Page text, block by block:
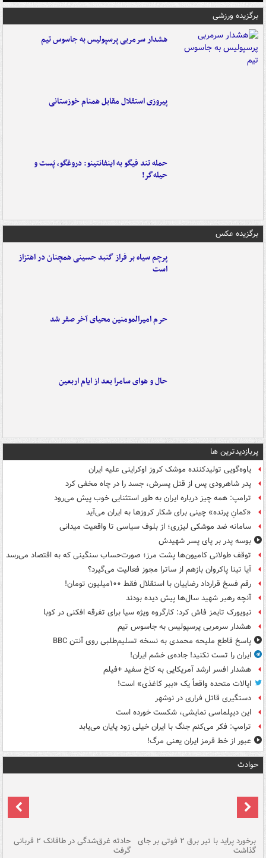
برگزیده ورزشی
هشدار سرمربی پرسپولیس به جاسوس تیم
پیروزی استقلال مقابل همنام خوزستانی
حمله تند فیگو به اینفانتینو: دروغگو، پَست‌ و
حیله‌گر!
برگزیده عکس
پرچم سیاه بر فراز گنبد حسینی همچنان در اهتزاز
است
حرم امیرالمومنین محیای آخر صفر شد
حال و هوای سامرا بعد از ایام اربعین
پربازدیدترین ها
یاوه‌گویی تولیدکننده موشک کروز اوکراینی علیه ایران
پدر شاهرودی پس از قتل پسرش، جسد را در چاه مخفی کرد
ترامپ: همه چیز درباره ایران به طور استثنایی خوب پیش می‌رود
«کمانِ پرنده» چینی برای شکار کروزها به ایران می‌آید
سامانه ضد موشکی لیزری؛ از بلوف سیاسی تا واقعیت میدانی
بوسه‌ پدر بر پای پسر شهیدش
توقف طولانی کامیون‌ها پشت مرز؛ صورت‌حساب سنگینی که به اقتصاد می‌رسد
آیا تینا پاکروان بازهم از ساترا مجوز فعالیت می‌گیرد؟
رقم فسخ قرارداد رضاییان با استقلال فقط ۱۰۰میلیون تومان!
آنچه رهبر شهید سال‌ها پیش دیده بودند
نیویورک تایمز فاش کرد: کارگروه ویژه سیا برای تفرقه افکنی در کوبا
هشدار سرمربی پرسپولیس به جاسوس تیم
پاسخ قاطع ملیحه محمدی به نسخه تسلیم‌طلبی روی آنتن BBC
ایران را تست نکنید! جاده‌ی خشم ایران!
هشدار افسر ارشد آمریکایی به کاخ سفید +فیلم
ایالات متحده واقعاً یک «ببر کاغذی» است!
دستگیری قاتل فراری در نوشهر
این دیپلماسی نمایشی، شکست خورده است
ترامپ: فکر می‌کنم جنگ با ایران خیلی زود پایان می‌یابد
عبور از خط قرمز ایران یعنی مرگ!
حوادث
برخورد پراید با تیر برق ۲ فوتی بر جای
گذاشت
حادثه غرق‌شدگی در طاقانک ۲ قربانی
گرفت